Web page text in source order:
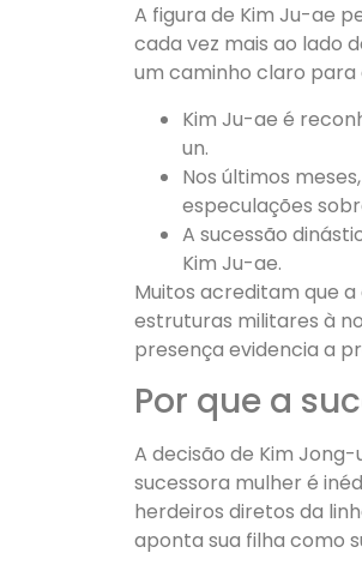
A figura de Kim Ju-ae
cada vez mais ao lado
um caminho claro
Kim Ju-ae é
un.
Nos últimos
especulações
A sucessão
Kim Ju-ae.
Muitos acreditam que
estruturas militares à
presença evidencia a
Por que a
A decisão de Kim
sucessora mulher é
herdeiros diretos da
aponta sua filha como